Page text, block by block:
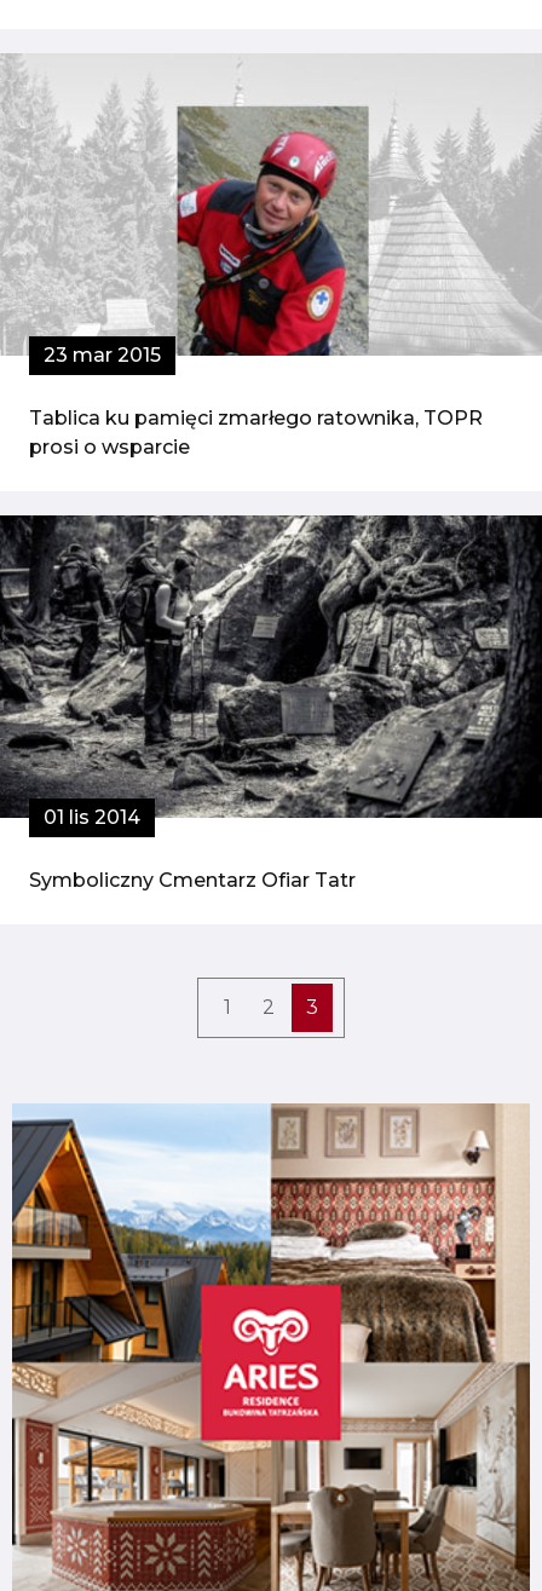
23 mar 2015
Tablica ku pamięci zmarłego ratownika, TOPR
prosi o wsparcie
01 lis 2014
Symboliczny Cmentarz Ofiar Tatr
1 2 3